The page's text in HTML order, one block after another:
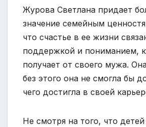
Журова Светлана придает
значение семейным
что счастье в ее жизни
поддержкой и пониманием,
получает от своего мужа.
без этого она не смогла бы
чего достигла в своей
Не смотря на того, что